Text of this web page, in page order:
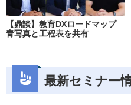
【鼎談】教育DXロードマップ
青写真と工程表を共有
最新セミナー